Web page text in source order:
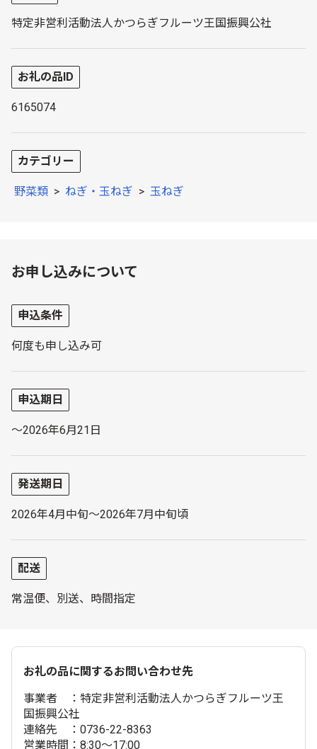
特定非営利活動法人かつらぎフルーツ王国振興公社
お礼の品ID
6165074
カテゴリー
野菜類 > ねぎ・玉ねぎ > 玉ねぎ
お申し込みについて
申込条件
何度も申し込み可
申込期日
～2026年6月21日
発送期日
2026年4月中旬～2026年7月中旬頃
配送
常温便、別送、時間指定
お礼の品に関するお問い合わせ先
事業者 ：特定非営利活動法人かつらぎフルーツ王
国振興公社
連絡先 ：0736-22-8363
営業時間：8:30～17:00